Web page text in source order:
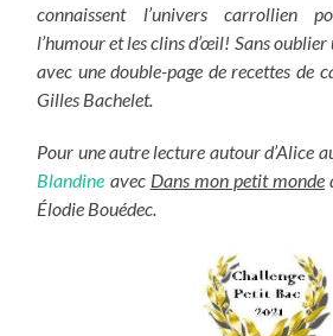
connaissent l’univers carrollien
l’humour et les clins d’œil! Sans
avec une double-page de recettes de
Gilles Bachelet.
Pour une autre lecture autour d’Alice
Blandine avec Dans mon petit monde
Élodie Bouédec.